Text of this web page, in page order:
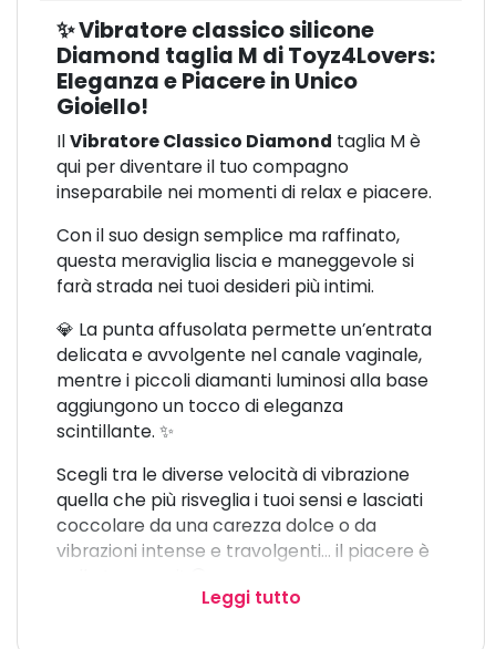
✨ Vibratore classico silicone
Diamond taglia M di Toyz4Lovers:
Eleganza e Piacere in Unico
Gioiello!
IlVibratore Classico Diamond taglia M è
qui per diventare il tuo compagno
inseparabile nei momenti di relax e piacere.
Con il suo design semplice ma raffinato,
questa meraviglia liscia e maneggevole si
farà strada nei tuoi desideri più intimi.
💎 La punta affusolata permette un’entrata
delicata e avvolgente nel canale vaginale,
mentre i piccoli diamanti luminosi alla base
aggiungono un tocco di eleganza
scintillante. ✨
Scegli tra le diverse velocità di vibrazione
quella che più risveglia i tuoi sensi e lasciati
coccolare da una carezza dolce o da
vibrazioni intense e travolgenti… il piacere è
Leggi tutto